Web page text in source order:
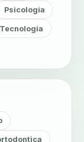
Psicologia
Tecnologia